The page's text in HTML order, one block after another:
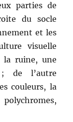
parties de
du socle
et les
visuelle
la ruine, une
de l’autre
couleurs, la